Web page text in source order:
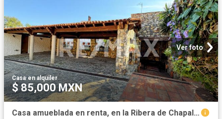
Ver foto
Casa·en alquiler
$ 85,000 MXN
Casa amueblada en renta, en la Ribera de Chapala, ideal para descanso, bienestar o proyecto boutique